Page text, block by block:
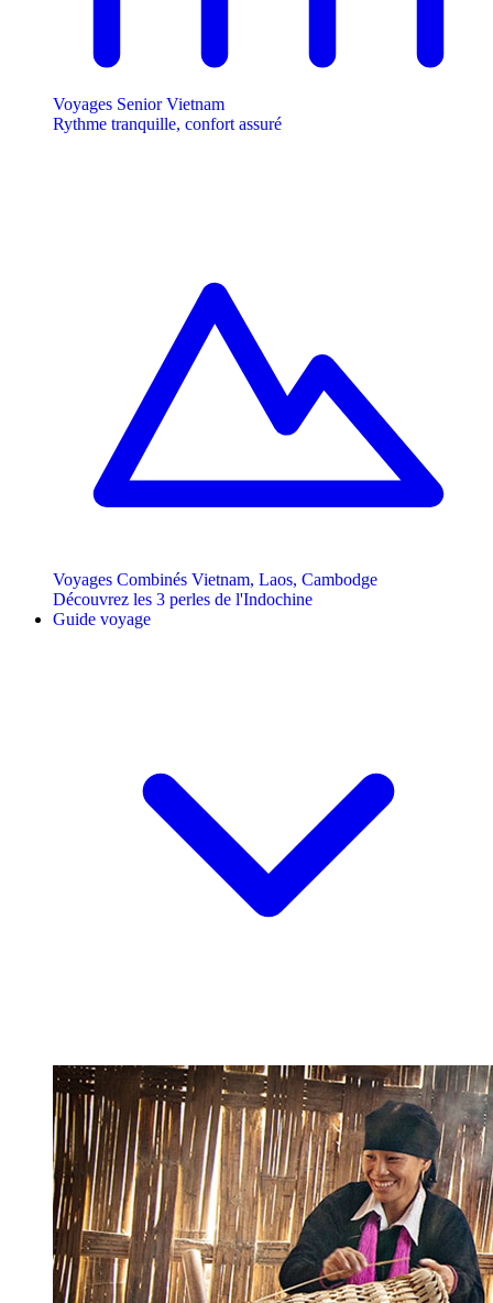
Voyages Senior Vietnam
Rythme tranquille, confort assuré
Voyages Combinés Vietnam, Laos, Cambodge
Découvrez les 3 perles de l'Indochine
Guide voyage